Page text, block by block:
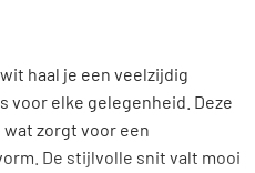
wit haal je een veelzijdig
voor elke gelegenheid. Deze
zorgt voor een
De stijlvolle snit valt mooi